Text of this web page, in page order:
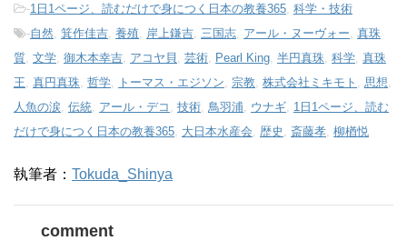
-1日1ページ、読むだけで身につく日本の教養365 科学・技術
-自然 箕作佳吉 養殖 岸上鎌吉 三国志 アール・ヌーヴォー 真珠
質 文学 御木本幸吉 アコヤ貝 芸術 Pearl King 半円真珠 科学 真珠
王 真円真珠 哲学 トーマス・エジソン 宗教 株式会社ミキモト 思想
人魚の涙 伝統 アール・デコ 技術 鳥羽浦 ウナギ 1日1ページ、読む
だけで身につく日本の教養365 大日本水産会 歴史 斎藤孝 柳楢悦
執筆者： Tokuda_Shinya
comment